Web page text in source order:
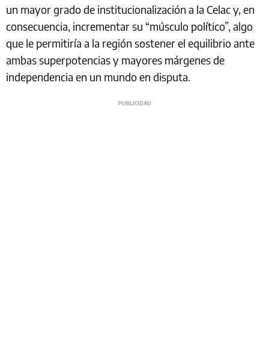
un mayor grado de institucionalización a la Celac y, en
consecuencia, incrementar su “músculo político”, algo
que le permitiría a la región sostener el equilibrio ante
ambas superpotencias y mayores márgenes de
independencia en un mundo en disputa.